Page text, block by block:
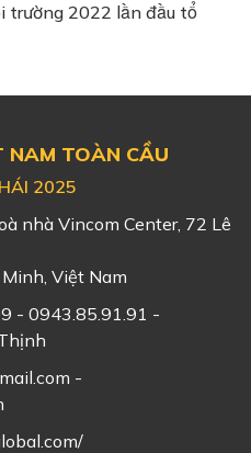
trường 2022 lần đầu tổ
TOÀN CẦU
2025
nhà Vincom Center, 72 Lê
Việt Nam
- 0943.85.91.91 -
-